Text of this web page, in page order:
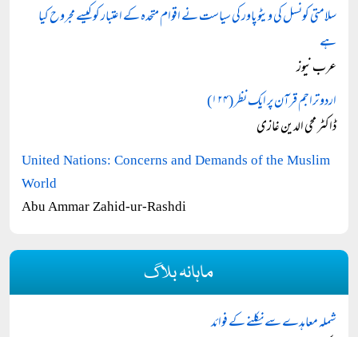
سلامتی کونسل کی ویٹو پاور کی سیاست نے اقوام متحدہ کے اعتبار کو کیسے مجروح کیا
ہے
عرب نیوز
اردو تراجم قرآن پر ایک نظر (۱۲۴)
ڈاکٹر محی الدین غازی
United Nations: Concerns and Demands of the Muslim
World
Abu Ammar Zahid-ur-Rashdi
ماہانہ بلاگ
شملہ معاہدے سے نکلنے کے فوائد